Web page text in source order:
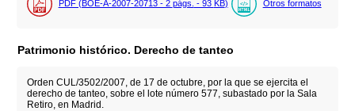
PDF (BOE-A-2007-20713 - 2 págs. - 93 KB) Otros formatos
Patrimonio histórico. Derecho de tanteo
Orden CUL/3502/2007, de 17 de octubre, por la que se ejercita el
derecho de tanteo, sobre el lote número 577, subastado por la Sala
Retiro, en Madrid.